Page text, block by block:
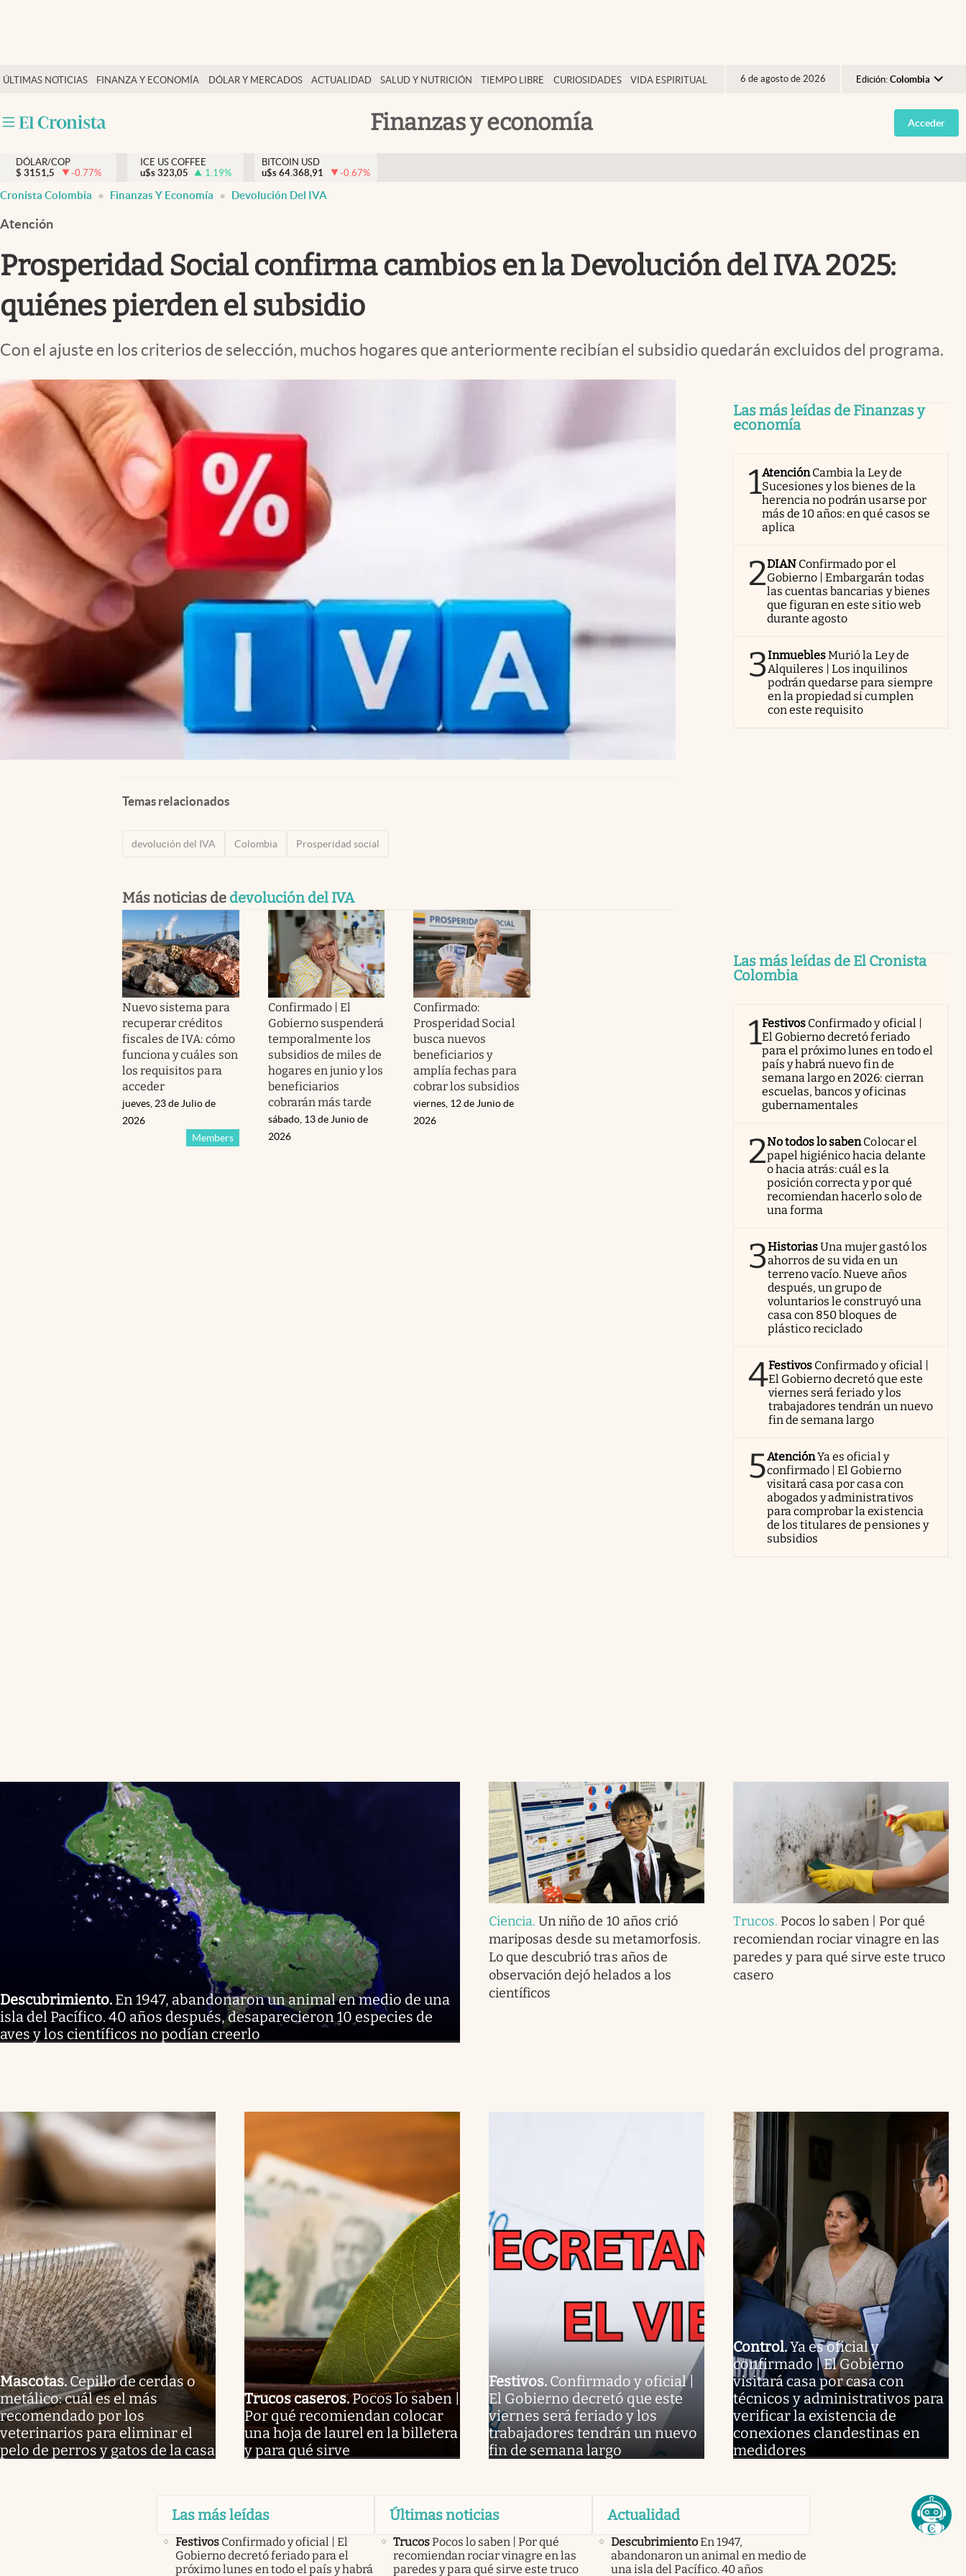
ÚLTIMAS NOTICIAS FINANZA Y ECONOMÍA DÓLAR Y MERCADOS ACTUALIDAD SALUD Y NUTRICIÓN TIEMPO LIBRE CURIOSIDADES VIDA ESPIRITUAL 6 de agosto de 2026 Edición: Colombia
Argentina
España
Finanzas y economía
Salud y nutrición
Tiempo libre
Dólar y mercados
Curiosidades
Acceder
DÓLAR/COP
$ 3151,5 -0.77%
ICE US COFFEE
u$s 323,05 1.19%
BITCOIN USD
u$s 64.368,91 -0.67%
Cronista Colombia Finanzas Y Economía Devolución Del IVA
Atención
Prosperidad Social confirma cambios en la Devolución del IVA 2025:
quiénes pierden el subsidio
Con el ajuste en los criterios de selección, muchos hogares que anteriormente recibían el subsidio quedarán excluidos del programa.
Temas relacionados
devolución del IVA Colombia Prosperidad social
Más noticias de devolución del IVA
Nuevo sistema para
recuperar créditos
fiscales de IVA: cómo
funciona y cuáles son
los requisitos para
acceder
Members
jueves, 23 de Julio de
2026
Confirmado | El
Gobierno suspenderá
temporalmente los
subsidios de miles de
hogares en junio y los
beneficiarios
cobrarán más tarde
sábado, 13 de Junio de
2026
Confirmado:
Prosperidad Social
busca nuevos
beneficiarios y
amplía fechas para
cobrar los subsidios
viernes, 12 de Junio de
2026
Las más leídas de Finanzas y
economía
1AtenciónCambia la Ley de
Sucesiones y los bienes de la
herencia no podrán usarse por
más de 10 años: en qué casos se
aplica
2DIAN Confirmado por el
Gobierno | Embargarán todas
las cuentas bancarias y bienes
que figuran en este sitio web
durante agosto
3InmueblesMurió la Ley de
Alquileres | Los inquilinos
podrán quedarse para siempre
en la propiedad si cumplen
con este requisito
Las más leídas de El Cronista
Colombia
1Festivos Confirmado y oficial |
El Gobierno decretó feriado
para el próximo lunes en todo el
país y habrá nuevo fin de
semana largo en 2026: cierran
escuelas, bancos y oficinas
gubernamentales
2No todos lo sabenColocar el
papel higiénico hacia delante
o hacia atrás: cuál es la
posición correcta y por qué
recomiendan hacerlo solo de
una forma
3HistoriasUna mujer gastó los
ahorros de su vida en un
terreno vacío. Nueve años
después, un grupo de
voluntarios le construyó una
casa con 850 bloques de
plástico reciclado
4Festivos Confirmado y oficial |
El Gobierno decretó que este
viernes será feriado y los
trabajadores tendrán un nuevo
fin de semana largo
5AtenciónYa es oficial y
confirmado | El Gobierno
visitará casa por casa con
abogados y administrativos
para comprobar la existencia
de los titulares de pensiones y
subsidios
Descubrimiento. En 1947, abandonaron un animal en medio de una
isla del Pacífico. 40 años después, desaparecieron 10 especies de
aves y los científicos no podían creerlo
Ciencia.Un niño de 10 años crió
mariposas desde su metamorfosis.
Lo que descubrió tras años de
observación dejó helados a los
científicos
Trucos. Pocos lo saben | Por qué
recomiendan rociar vinagre en las
paredes y para qué sirve este truco
casero
Mascotas.Cepillo de cerdas o
metálico: cuál es el más
recomendado por los
veterinarios para eliminar el
pelo de perros y gatos de la casa
Trucos caseros.Pocos lo saben |
Por qué recomiendan colocar
una hoja de laurel en la billetera
y para qué sirve
Festivos. Confirmado y oficial |
El Gobierno decretó que este
viernes será feriado y los
trabajadores tendrán un nuevo
fin de semana largo
Control.Ya es oficial y
confirmado | El Gobierno
visitará casa por casa con
técnicos y administrativos para
verificar la existencia de
conexiones clandestinas en
medidores
Las más leídas
Festivos Confirmado y oficial | El
Gobierno decretó feriado para el
próximo lunes en todo el país y habrá
Últimas noticias
TrucosPocos lo saben | Por qué
recomiendan rociar vinagre en las
paredes y para qué sirve este truco
Actualidad
DescubrimientoEn 1947,
abandonaron un animal en medio de
una isla del Pacífico. 40 años